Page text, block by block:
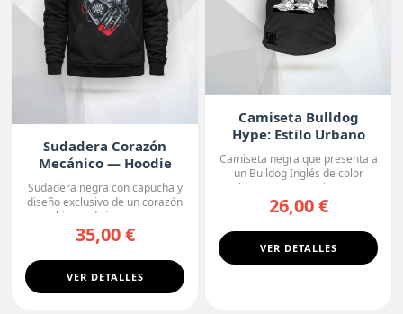
Sudadera Corazón
Mecánico — Hoodie
Sudadera negra con capucha y
diseño exclusivo de un corazón
biomecánico, con ...
35,00 €
VER DETALLES
Camiseta Bulldog
Hype: Estilo Urbano
Camiseta negra que presenta a
un Bulldog Inglés de color
blanco con manchas o...
26,00 €
VER DETALLES